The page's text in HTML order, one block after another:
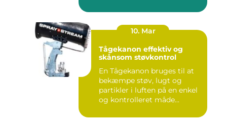
10. Mar
Tågekanon effektiv og
skånsom støvkontrol
En Tågekanon bruges til at
bekæmpe støv, lugt og
partikler i luften på en enkel
og kontrolleret måde...